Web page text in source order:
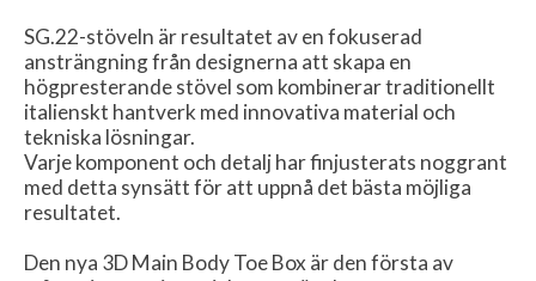
SG.22-stöveln är resultatet av en fokuserad
ansträngning från designerna att skapa en
högpresterande stövel som kombinerar traditionellt
italienskt hantverk med innovativa material och
tekniska lösningar.
Varje komponent och detalj har finjusterats noggrant
med detta synsätt för att uppnå det bästa möjliga
resultatet.
Den nya 3D Main Body Toe Box är den första av